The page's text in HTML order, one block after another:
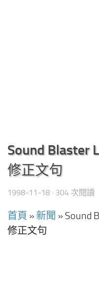
Sound Blaster
修正文句
1998-11-18 · 304 次閱讀
首頁 » 新聞 » Sound
修正文句